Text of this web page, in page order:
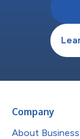
Company
About